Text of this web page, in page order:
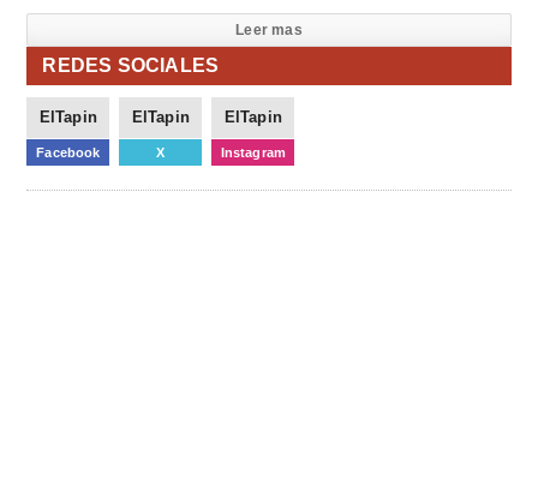
Leer mas
REDES SOCIALES
ElTapin
Facebook
ElTapin
X
ElTapin
Instagram